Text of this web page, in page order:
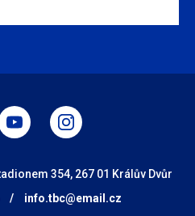
354, 267 01 Králův Dvůr
/ info.tbc@email.cz